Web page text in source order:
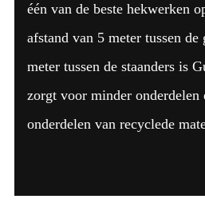
één van de beste hekwerken
afstand van 5 meter tussen
meter tussen de staanders is
zorgt voor minder onderdelen
onderdelen van recyclede